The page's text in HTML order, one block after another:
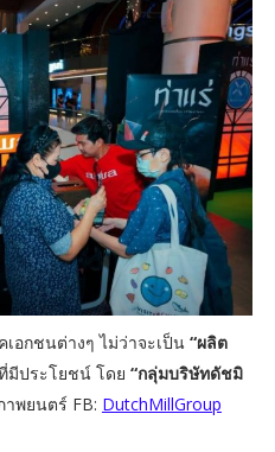
อกชนต่างๆ ไม่ว่าจะเป็น“ผลิต
มีประโยชน์ โดย “กลุ่มบริษัทดัชมิ
พยนตร์ FB: DutchMillGroup